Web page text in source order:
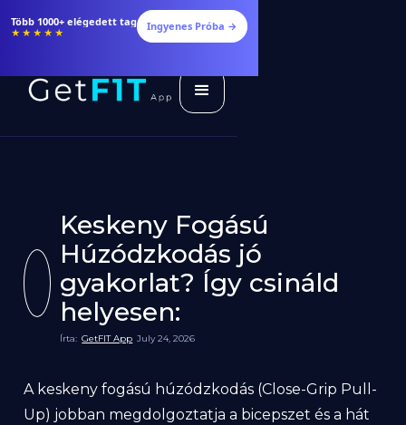
Több 1000+ elégedett tag
★★★★★ Ingyenes Próba →
Keskeny Fogású
Húzódzkodás jó
gyakorlat? Így csináld
helyesen:
Írta: GetFIT App July 24, 2026
A keskeny fogású húzódzkodás (Close-Grip Pull-
Up) jobban megdolgoztatja a bicepszet és a hát